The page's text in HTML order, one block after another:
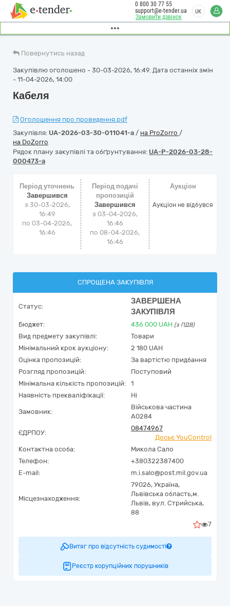
Замовити дзвінок
0 800 30 77 55
support@e-tender.ua
UK
Повернутись назад
Закупівлю оголошено - 30-03-2026, 16:49. Дата останніх змін
- 11-04-2026, 14:00
Кабеля
Оголошення про проведення.pdf
Закупівля: UA-2026-03-30-011041-a / на ProZorro /
на DoZorro
Рядок плану закупівлі та обґрунтування: UA-P-2026-03-28-
000473-a
Період уточнень
Завершився
з 30-03-2026,
16:49
по 03-04-2026,
16:46
Період подачі
пропозицій
Завершився
з 03-04-2026,
16:46
по 08-04-2026,
16:46
Аукціон
Аукціон не відбувся
СПРОЩЕНА ЗАКУПІВЛЯ
Статус:
ЗАВЕРШЕНА
ЗАКУПІВЛЯ
Бюджет: 436 000 UAH (з ПДВ)
Вид предмету закупівлі:
Товари
Мінімальний крок аукціону:
2 180 UAH
Оцінка пропозицій:
За вартістю придбання
Розгляд пропозицій:
Поступовий
Мінімальна кількість пропозицій:
1
Наявність прекваліфікації:
Ні
Замовник:
Військова частина
А0284
ЄДРПОУ:
08474967
Досьє YouControl
Контактна особа:
Микола Сало
Телефон:
+380322387400
E-mail:
m.i.salo@post.mil.gov.ua
Місцезнаходження:
79026, Україна,
Львівська область,м.
Львів, вул. Стрийська,
88
7
Витяг про відсутність судимості
Реєстр корупційних порушників